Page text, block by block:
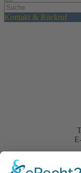
Kontakt & Rückruf